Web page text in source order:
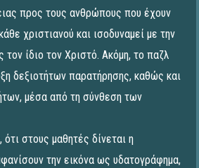
προς τους ανθρώπους που έχουν
χριστιανού και ισοδυναμεί με την
ίδιο τον Χριστό. Ακόμη, το παζλ
δεξιοτήτων παρατήρησης, καθώς και
μέσα από τη σύνθεση των
στους μαθητές δίνεται η
την εικόνα ως υδατογράφημα,